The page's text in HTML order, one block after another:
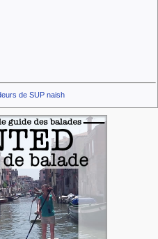
de SUP naish